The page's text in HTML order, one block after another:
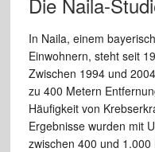
In Naila, einem
Einwohnern, steht seit
Zwischen 1994 und
zu 400 Metern
Häufigkeit von
Ergebnisse wurden mit
zwischen 400 und